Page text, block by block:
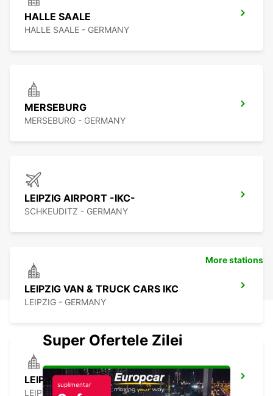
HALLE SAALE
HALLE SAALE - GERMANY
MERSEBURG
MERSEBURG - GERMANY
LEIPZIG AIRPORT -IKC-
SCHKEUDITZ - GERMANY
LEIPZIG VAN & TRUCK CARS IKC
LEIPZIG - GERMANY
LEIPZIG CITY *NO TRUCKS* -IKC-
LEIPZIG - GERMANY
More stations
Super Ofertele Zilei
suplimentar